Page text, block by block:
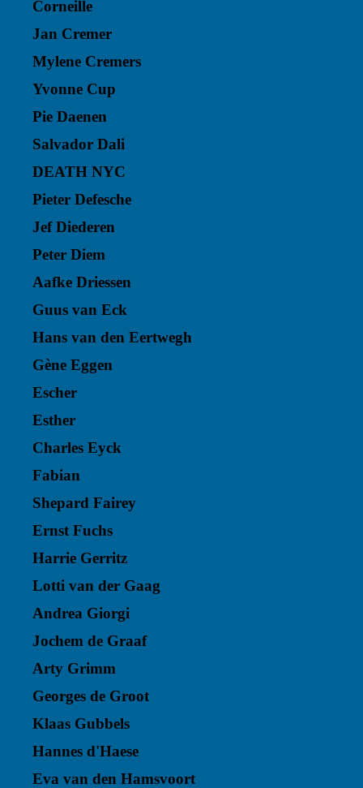
Corneille
Jan Cremer
Mylene Cremers
Yvonne Cup
Pie Daenen
Salvador Dali
DEATH NYC
Pieter Defesche
Jef Diederen
Peter Diem
Aafke Driessen
Guus van Eck
Hans van den Eertwegh
Gène Eggen
Escher
Esther
Charles Eyck
Fabian
Shepard Fairey
Ernst Fuchs
Harrie Gerritz
Lotti van der Gaag
Andrea Giorgi
Jochem de Graaf
Arty Grimm
Georges de Groot
Klaas Gubbels
Hannes d'Haese
Eva van den Hamsvoort